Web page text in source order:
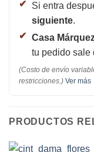
Si entra
siguiente.
Casa
tu pedido sale
(Costo de envío
restricciones.) Ver más
PRODUCTOS